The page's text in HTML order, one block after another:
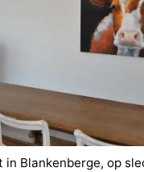
Blankenberge, op